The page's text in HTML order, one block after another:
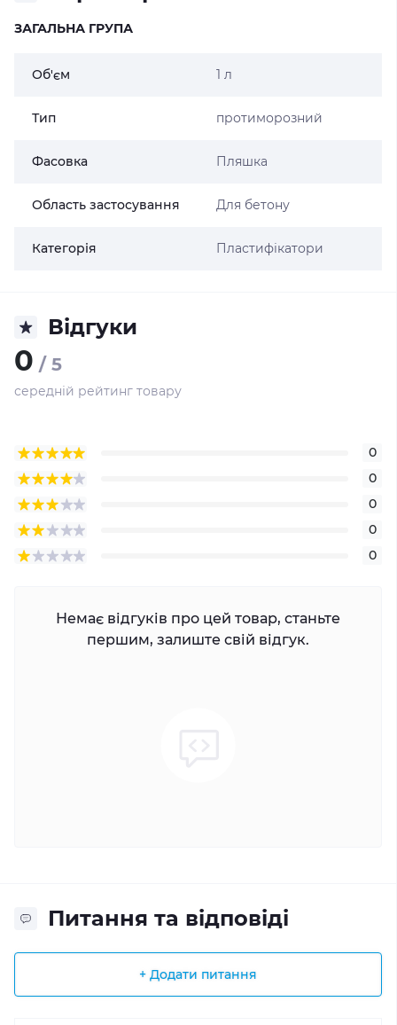
ЗАГАЛЬНА ГРУПА
Об'єм 1 л
Тип протиморозний
Фасовка Пляшка
Область застосування Для бетону
Категорія Пластифікатори
Відгуки
0 / 5
середній рейтинг товару
0
0
0
0
0
Немає відгуків про цей товар, станьте
першим, залиште свій відгук.
Питання та відповіді
+ Додати питання